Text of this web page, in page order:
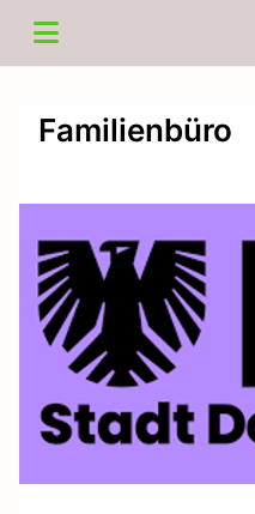
Familienbüro